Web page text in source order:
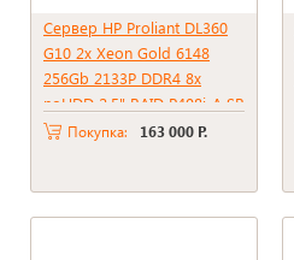
Сервер HP Proliant DL360
G10 2x Xeon Gold 6148
256Gb 2133P DDR4 8x
noHDD 2.5" RAID P408i-A SR
+ BBU 2xPSU 500W
Покупка: 163 000 Р.